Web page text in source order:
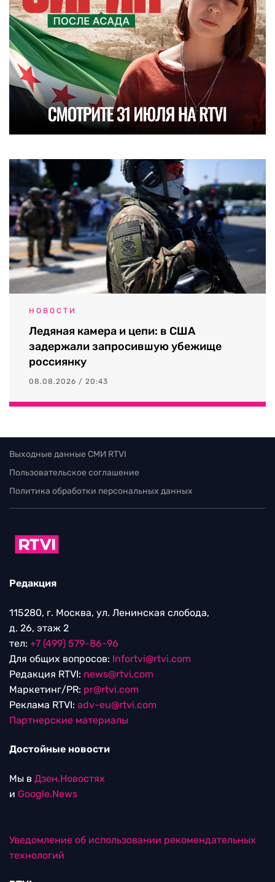
НОВОСТИ
Ледяная камера и цепи: в США
задержали запросившую убежище
россиянку
08.08.2026 / 20:43
Выходные данные СМИ RTVI
Пользовательское соглашение
Политика обработки персональных данных
Редакция
115280, г. Москва, ул. Ленинская слобода,
д. 26, этаж 2
тел: +7 (499) 579-86-96
Для общих вопросов: Infortvi@rtvi.com
Редакция RTVI: news@rtvi.com
Маркетинг/PR: pr@rtvi.com
Реклама RTVI: adv-eu@rtvi.com
Партнерские материалы
Достойные новости
Мы в Дзен.Новостях
и Google.News
Уведомление об использовании рекомендательных
технологий